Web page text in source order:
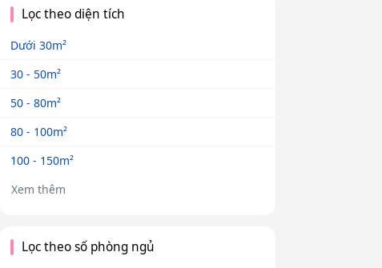
Lọc theo diện tích
Dưới 30m²
30 - 50m²
50 - 80m²
80 - 100m²
100 - 150m²
Xem thêm
Lọc theo số phòng ngủ